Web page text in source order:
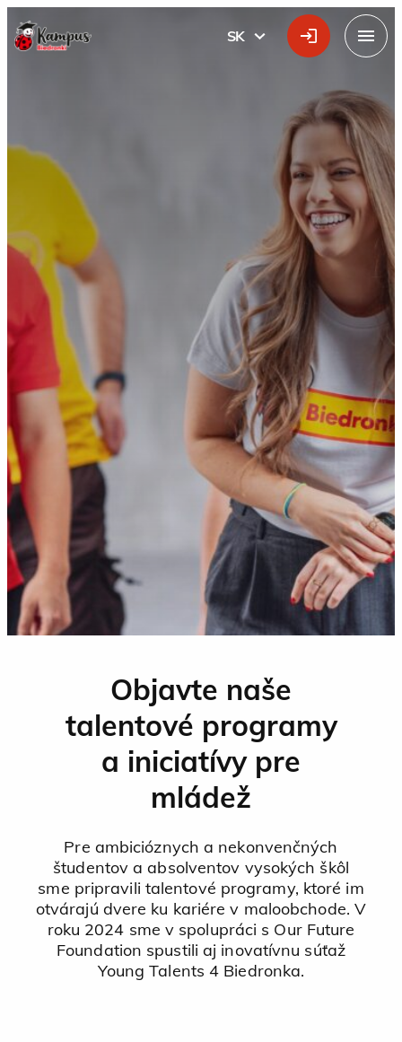
Hlavné logo SK
SLOVÁK
Kampus Biedronka
Objavte naše
talentové programy
a iniciatívy pre
mládež
Pre ambicióznych a nekonvenčných
študentov a absolventov vysokých škôl
sme pripravili talentové programy, ktoré im
otvárajú dvere ku kariére v maloobchode. V
roku 2024 sme v spolupráci s Our Future
Foundation spustili aj inovatívnu súťaž
Young Talents 4 Biedronka.